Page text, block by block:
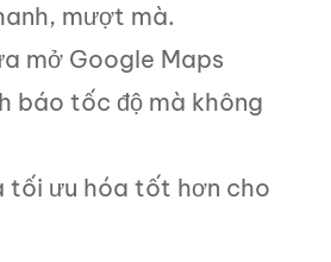
mượt mà.
mở Google Maps
báo tốc độ mà không
tối ưu hóa tốt hơn cho